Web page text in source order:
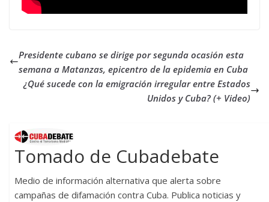
Presidente cubano se dirige por segunda ocasión esta
semana a Matanzas, epicentro de la epidemia en Cuba
¿Qué sucede con la emigración irregular entre Estados
Unidos y Cuba? (+ Video)
Tomado de Cubadebate
Medio de información alternativa que alerta sobre
campañas de difamación contra Cuba. Publica noticias y